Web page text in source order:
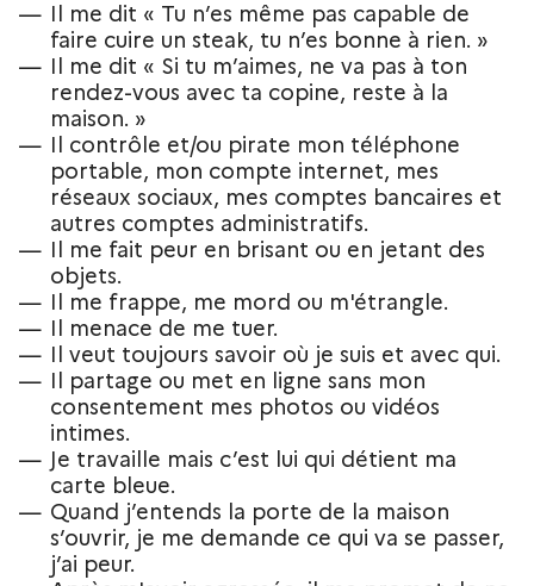
Il me dit « Tu n’es même pas capable de
faire cuire un steak, tu n’es bonne à rien. »
Il me dit « Si tu m’aimes, ne va pas à ton
rendez-vous avec ta copine, reste à la
maison. »
Il contrôle et/ou pirate mon téléphone
portable, mon compte internet, mes
réseaux sociaux, mes comptes bancaires et
autres comptes administratifs.
Il me fait peur en brisant ou en jetant des
objets.
Il me frappe, me mord ou m'étrangle.
Il menace de me tuer.
Il veut toujours savoir où je suis et avec qui.
Il partage ou met en ligne sans mon
consentement mes photos ou vidéos
intimes.
Je travaille mais c’est lui qui détient ma
carte bleue.
Quand j’entends la porte de la maison
s’ouvrir, je me demande ce qui va se passer,
j’ai peur.